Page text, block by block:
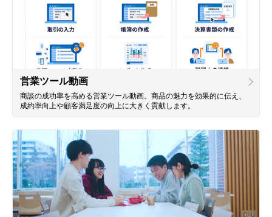
営業ツール動画
商談の成功率を高める営業ツール動画。商品の魅力を効果的に伝え、
成約率向上や顧客満足度の向上に大きく貢献します。